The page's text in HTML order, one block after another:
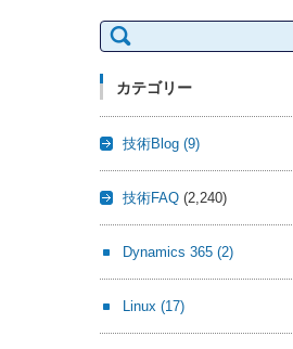
検
索:
カテゴリー
技術Blog (9)
技術FAQ (2,240)
Dynamics 365 (2)
Linux (17)